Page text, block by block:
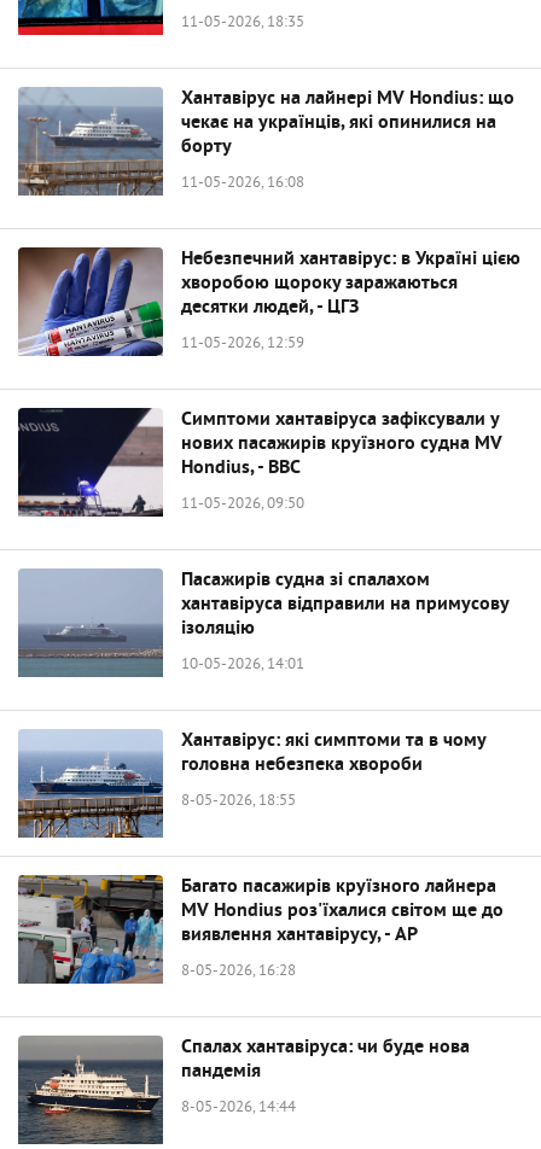
11-05-2026, 18:35
Хантавірус на лайнері MV Hondius: що
чекає на українців, які опинилися на
борту
11-05-2026, 16:08
Небезпечний хантавірус: в Україні цією
хворобою щороку заражаються
десятки людей, - ЦГЗ
11-05-2026, 12:59
Симптоми хантавіруса зафіксували у
нових пасажирів круїзного судна MV
Hondius, - BBC
11-05-2026, 09:50
Пасажирів судна зі спалахом
хантавіруса відправили на примусову
ізоляцію
10-05-2026, 14:01
Хантавірус: які симптоми та в чому
головна небезпека хвороби
8-05-2026, 18:55
Багато пасажирів круїзного лайнера
MV Hondius роз'їхалися світом ще до
виявлення хантавірусу, - AP
8-05-2026, 16:28
Спалах хантавіруса: чи буде нова
пандемія
8-05-2026, 14:44